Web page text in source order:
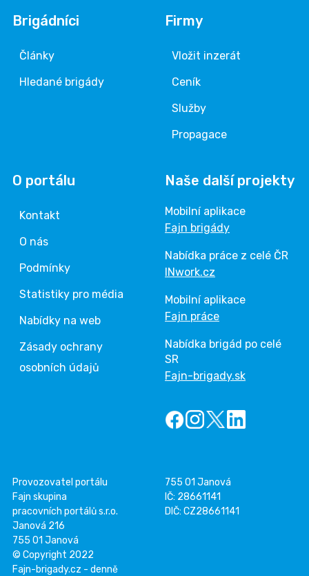
Brigádníci
Články
Hledané brigády
Firmy
Vložit inzerát
Ceník
Služby
Propagace
O portálu
Kontakt
O nás
Podmínky
Statistiky pro média
Nabídky na web
Zásady ochrany
osobních údajů
Naše další projekty
Mobilní aplikace
Fajn brigády
Nabídka práce z celé ČR
INwork.cz
Mobilní aplikace
Fajn práce
Nabídka brigád po celé
SR
Fajn-brigady.sk
Provozovatel portálu
Fajn skupina
pracovních portálů s.r.o.
Janová 216
755 01 Janová
755 01 Janová
IČ: 28661141
DIČ: CZ28661141
© Copyright 2022
Fajn-brigady.cz - denně